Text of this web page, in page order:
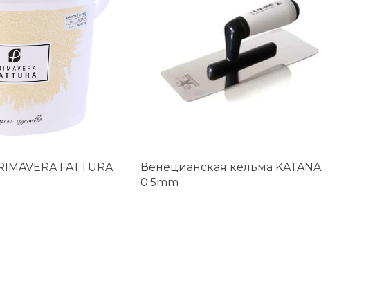
FATTURA
Венецианская кельма KATANA
0.5mm